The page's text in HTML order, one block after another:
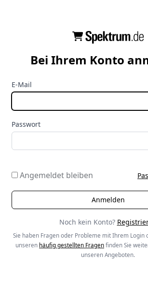
Bei Ihrem Konto
E-Mail
Passwort
Angemeldet bleiben
Noch kein Konto?
Sie haben Fragen oder Probleme mit Ihrem Login
unseren häufig gestellten Fragen finden Sie
unseren Angeboten.